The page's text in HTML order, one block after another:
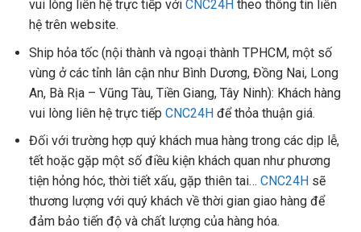
vui lòng liên hệ trực tiếp với CNC24H theo thông tin liên
hệ trên website.
Ship hỏa tốc (nội thành và ngoại thành TPHCM, một số
vùng ở các tỉnh lân cận như Bình Dương, Đồng Nai, Long
An, Bà Rịa – Vũng Tàu, Tiền Giang, Tây Ninh): Khách hàng
vui lòng liên hệ trực tiếp CNC24H để thỏa thuận giá.
Đối với trường hợp quý khách mua hàng trong các dịp lễ,
tết hoặc gặp một số điều kiện khách quan như phương
tiện hỏng hóc, thời tiết xấu, gặp thiên tai… CNC24H sẽ
thương lượng với quý khách về thời gian giao hàng để
đảm bảo tiến độ và chất lượng của hàng hóa.